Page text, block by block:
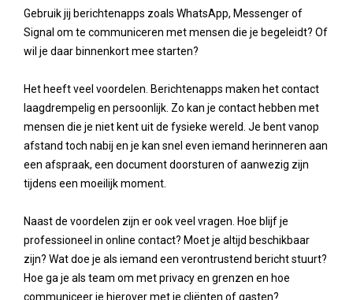
Gebruik jij berichtenapps zoals WhatsApp, Messenger of
Signal om te communiceren met mensen die je begeleidt? Of
wil je daar binnenkort mee starten?
Het heeft veel voordelen. Berichtenapps maken het contact
laagdrempelig en persoonlijk. Zo kan je contact hebben met
mensen die je niet kent uit de fysieke wereld. Je bent vanop
afstand toch nabij en je kan snel even iemand herinneren aan
een afspraak, een document doorsturen of aanwezig zijn
tijdens een moeilijk moment.
Naast de voordelen zijn er ook veel vragen. Hoe blijf je
professioneel in online contact? Moet je altijd beschikbaar
zijn? Wat doe je als iemand een verontrustend bericht stuurt?
Hoe ga je als team om met privacy en grenzen en hoe
communiceer je hierover met je cliënten of gasten?